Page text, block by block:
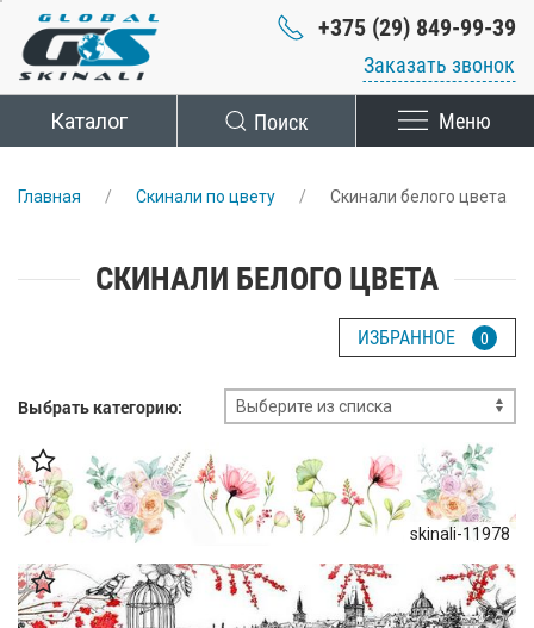
+375 (29) 849-99-39
Заказать звонок
Каталог Поиск Меню
Главная Скинали по цвету Скинали белого цвета
СКИНАЛИ БЕЛОГО ЦВЕТА
ИЗБРАННОЕ 0
Выбрать категорию:
skinali-11978